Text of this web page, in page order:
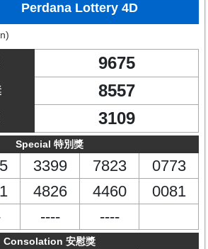
Perdana Lottery 4D
9675
8557
3109
Special 特別獎
3399 7823
0773
4826 4460
0081
---- ----
Consolation 安慰獎